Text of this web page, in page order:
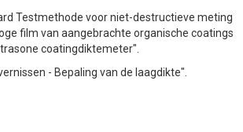
Testmethode voor niet-destructieve meting
film van aangebrachte organische coatings
coatingdiktemeter".
- Bepaling van de laagdikte".